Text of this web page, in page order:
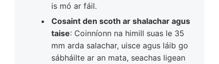
is mó ar fáil.
Cosaint den scoth ar shalachar agus
taise: Coinníonn na himill suas le 35
mm arda salachar, uisce agus láib go
sábháilte ar an mata, seachas ligean